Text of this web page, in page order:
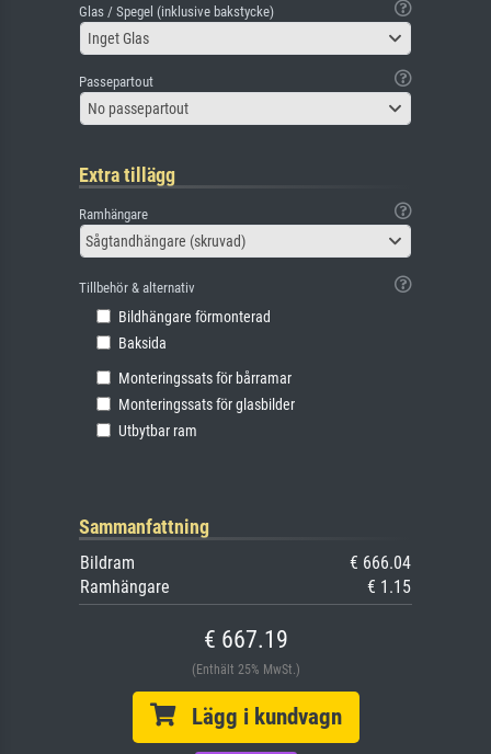
Glas / Spegel (inklusive bakstycke)
Inget Glas
Passepartout
No passepartout
Extra tillägg
Ramhängare
Sågtandhängare (skruvad)
Tillbehör & alternativ
Bildhängare förmonterad
Baksida
Monteringssats för bårramar
Monteringssats för glasbilder
Utbytbar ram
Sammanfattning
Bildram
€ 666.04
Ramhängare
€ 1.15
€ 667.19
(Enthält 25% MwSt.)
Lägg i kundvagn